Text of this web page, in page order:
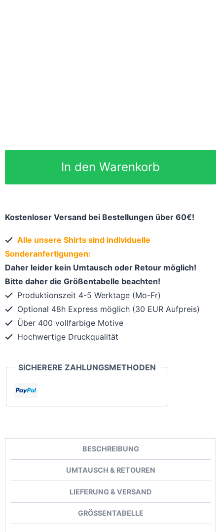
In den Warenkorb
Kostenloser Versand bei Bestellungen über 60€!
Alle unsere Shirts sind individuelle
Sonderanfertigungen:
Daher leider kein Umtausch oder Retour möglich!
Bitte daher die Größentabelle beachten!
Produktionszeit 4-5 Werktage (Mo-Fr)
Optional 48h Express möglich (30 EUR Aufpreis)
Über 400 vollfarbige Motive
Hochwertige Druckqualität
SICHERERE ZAHLUNGSMETHODEN
BESCHREIBUNG
UMTAUSCH & RETOUREN
LIEFERUNG & VERSAND
GRÖSSENTABELLE